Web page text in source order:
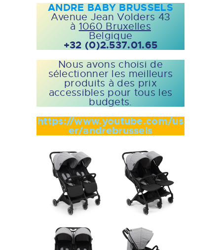
ANDRE BABY BRUSSELS
Avenue Jean Volders 43
à 1060 Bruxelles
Belgique
+32 (0)2.537.01.65
Nous avons choisi de
sélectionner les meilleurs
produits à des prix
accessibles pour tous les
budgets.
https://www.youtube.com/us
er/andrebrussels